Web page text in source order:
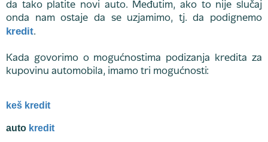
da tako platite novi auto. Međutim, ako to nije slučaj
onda nam ostaje da se uzjamimo, tj. da podignemo
kredit.
Kada govorimo o mogućnostima podizanja kredita za
kupovinu automobila, imamo tri mogućnosti:
keš kredit
auto kredit